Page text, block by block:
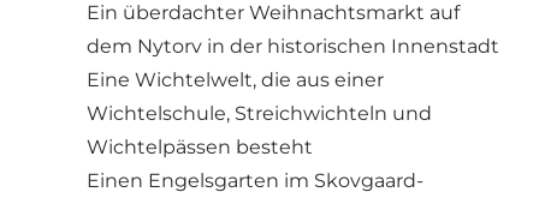
Ein überdachter Weihnachtsmarkt auf
dem Nytorv in der historischen Innenstadt
Eine Wichtelwelt, die aus einer
Wichtelschule, Streichwichteln und
Wichtelpässen besteht
Einen Engelsgarten im Skovgaard-